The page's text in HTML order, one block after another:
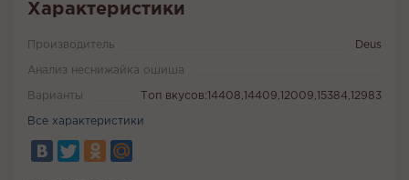
Характеристики
Производитель Deus
Анализ неснижайка ошиша
Варианты Топ вкусов:14408,14409,12009,15384,12983
Все характеристики